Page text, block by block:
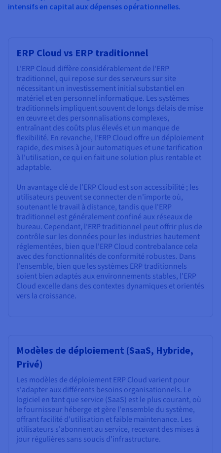
intensifs en capital aux dépenses opérationnelles.
ERP Cloud vs ERP traditionnel
L'ERP Cloud diffère considérablement de l'ERP
traditionnel, qui repose sur des serveurs sur site
nécessitant un investissement initial substantiel en
matériel et en personnel informatique. Les systèmes
traditionnels impliquent souvent de longs délais de mise
en œuvre et des personnalisations complexes,
entraînant des coûts plus élevés et un manque de
flexibilité. En revanche, l'ERP Cloud offre un déploiement
rapide, des mises à jour automatiques et une tarification
à l'utilisation, ce qui en fait une solution plus rentable et
adaptable.
Un avantage clé de l'ERP Cloud est son accessibilité ; les
utilisateurs peuvent se connecter de n'importe où,
soutenant le travail à distance, tandis que l'ERP
traditionnel est généralement confiné aux réseaux de
bureau. Cependant, l'ERP traditionnel peut offrir plus de
contrôle sur les données pour les industries hautement
réglementées, bien que l'ERP Cloud contrebalance cela
avec des fonctionnalités de conformité robustes. Dans
l'ensemble, bien que les systèmes ERP traditionnels
soient bien adaptés aux environnements stables, l'ERP
Cloud excelle dans des contextes dynamiques et orientés
vers la croissance.
Modèles de déploiement (SaaS, Hybride,
Privé)
Les modèles de déploiement ERP Cloud varient pour
s'adapter aux différents besoins organisationnels. Le
logiciel en tant que service (SaaS) est le plus courant, où
le fournisseur héberge et gère l'ensemble du système,
offrant facilité d'utilisation et faible maintenance. Les
utilisateurs s'abonnent au service, recevant des mises à
jour régulières sans soucis d'infrastructure.